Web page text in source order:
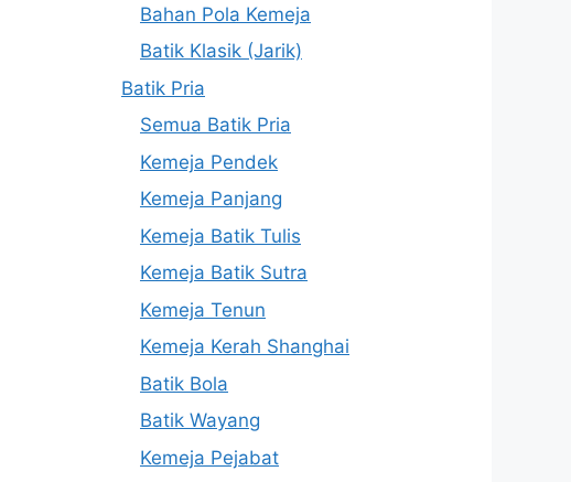
Bahan Pola Kemeja
Batik Klasik (Jarik)
Batik Pria
Semua Batik Pria
Kemeja Pendek
Kemeja Panjang
Kemeja Batik Tulis
Kemeja Batik Sutra
Kemeja Tenun
Kemeja Kerah Shanghai
Batik Bola
Batik Wayang
Kemeja Pejabat